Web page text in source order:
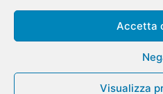
Accetta
Visualizza
@ArsCommunication 2023